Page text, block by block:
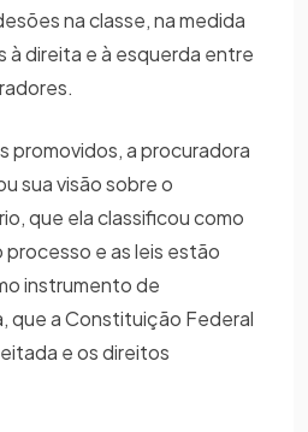
na classe, na medida
à direita e à esquerda entre
promovidos, a procuradora
sua visão sobre o
que ela classificou como
processo e as leis estão
instrumento de
que a Constituição Federal
e os direitos